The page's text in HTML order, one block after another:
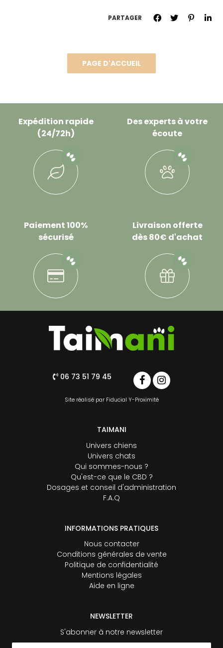
PARTAGER
Expédition rapide
(24/72h)
Des experts à votre
écoute
Paiement 100%
sécurisé
Livraison offerte
dès 80€ d'achat
06 73 51 79 45
Site réalisé par Fiducial Y-Proximité
TAIMANI
Univers chiens
Univers chats
Qui sommes-nous ?
Qu'est-ce que le CBD ?
Dosages et conseil d'administration
F.A.Q
INFORMATIONS PRATIQUES
Nous contacter
Conditions générales de vente
Politique de confidentialité
Mentions légales
Aide en ligne
NEWSLETTER
S'abonner à notre newsletter